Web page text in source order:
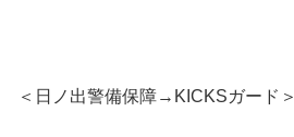
＜日ノ出警備保障→KICKSガード＞